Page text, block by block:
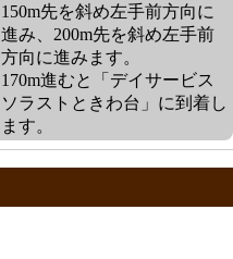
150m先を斜め左手前方向に
進み、200m先を斜め左手前
方向に進みます。
170m進むと「デイサービス
ソラストときわ台」に到着し
ます。